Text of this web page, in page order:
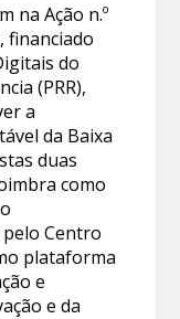
na Ação n.º
financiado
do
(PRR),
a
da Baixa
duas
como
Centro
plataforma
e
e da